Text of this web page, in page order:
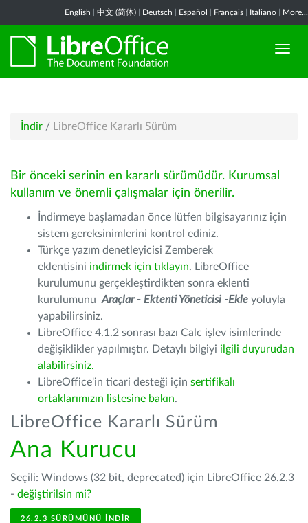
English 中文 (简体) Deutsch Español Français Italiano More...
İndir / LibreOffice Kararlı Sürüm
Bir önceki serinin en kararlı sürümüdür. Kurumsal
kullanım ve önemli çalışmalar için önerilir.
İndirmeye başlamadan önce lütfen bilgisayarınız için
sistem gereksinimlerini kontrol ediniz.
Türkçe yazım denetleyicisi Zemberek
eklentisini indirmek için tıklayın. LibreOffice
kurulumunu gerçekleştirdikten sonra eklenti
kurulumunu Araçlar - Ektenti Yöneticisi -Ekle yoluyla
yapabilirsiniz.
LibreOffice 4.1.2 sonrası bazı Calc işlev isimlerinde
değişiklikler yapılmıştır. Detaylı bilgiyi ilgili duyurudan
alabilirsiniz.
LibreOffice'in ticari desteği için sertifikalı
ortaklarımızın listesine bakın.
LibreOffice Kararlı Sürüm
Ana Kurucu
Seçili: Windows (32 bit, deprecated) için LibreOffice 26.2.3
- değiştirilsin mi?
26.2.3 SÜRÜMÜNÜ İNDIR